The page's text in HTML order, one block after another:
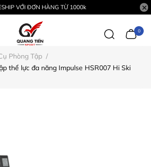
VỚI ĐƠN HÀNG TỪ 1000k
0
Phòng Tập /
thể lực đa năng Impulse HSR007 Hi Ski